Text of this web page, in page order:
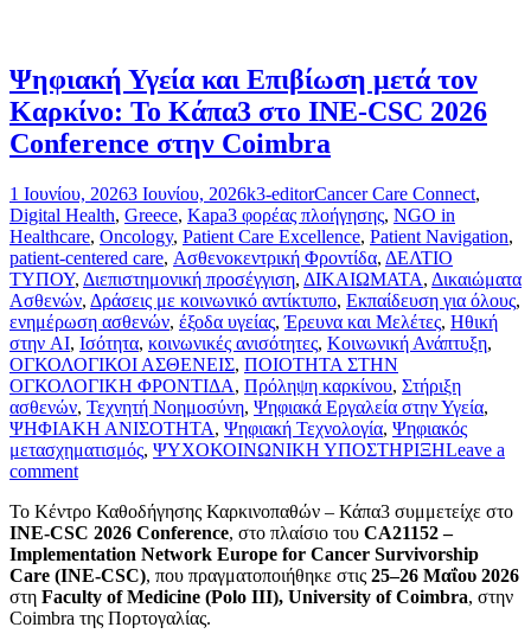
Ψηφιακή Υγεία και Επιβίωση μετά τον
Καρκίνο: Το Κάπα3 στο INE-CSC 2026
Conference στην Coimbra
1 Ιουνίου, 20263 Ιουνίου, 2026k3-editorCancer Care Connect,
Digital Health, Greece, Kapa3 φορέας πλοήγησης, NGO in
Healthcare, Oncology, Patient Care Excellence, Patient Navigation,
patient-centered care, Ασθενοκεντρική Φροντίδα, ΔΕΛΤΙΟ
ΤΥΠΟΥ, Διεπιστημονική προσέγγιση, ΔΙΚΑΙΩΜΑΤΑ, Δικαιώματα
Ασθενών, Δράσεις με κοινωνικό αντίκτυπο, Εκπαίδευση για όλους,
ενημέρωση ασθενών, έξοδα υγείας,Έρευνα και Μελέτες, Ηθική
στην AI, Ισότητα, κοινωνικές ανισότητες, Κοινωνική Ανάπτυξη,
ΟΓΚΟΛΟΓΙΚΟΙ ΑΣΘΕΝΕΙΣ, ΠΟΙΟΤΗΤΑ ΣΤΗΝ
ΟΓΚΟΛΟΓΙΚΗ ΦΡΟΝΤΙΔΑ, Πρόληψη καρκίνου, Στήριξη
ασθενών, Τεχνητή Νοημοσύνη, Ψηφιακά Εργαλεία στην Υγεία,
ΨΗΦΙΑΚΗ ΑΝΙΣΟΤΗΤΑ, Ψηφιακή Τεχνολογία, Ψηφιακός
μετασχηματισμός, ΨΥΧΟΚΟΙΝΩΝΙΚΗ ΥΠΟΣΤΗΡΙΞΗLeave a
comment
Το Κέντρο Καθοδήγησης Καρκινοπαθών – Κάπα3 συμμετείχε στο
INE-CSC 2026 Conference, στο πλαίσιο του CA21152 –
Implementation Network Europe for Cancer Survivorship
Care (INE-CSC), που πραγματοποιήθηκε στις 25–26 Μαΐου 2026
στη Faculty of Medicine (Polo III), University of Coimbra, στην
Coimbra της Πορτογαλίας.